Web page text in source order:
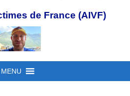
de France (AIVF)
MENU